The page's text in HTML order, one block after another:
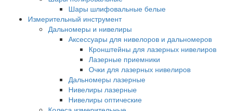
Шары шлифовальные белые
Измерительный инструмент
Дальномеры и нивелиры
Аксессуары для нивелоров и дальномеров
Кронштейны для лазерных нивелиров
Лазерные приемники
Очки для лазерных нивелиров
Дальномеры лазерные
Нивелиры лазерные
Нивелиры оптические